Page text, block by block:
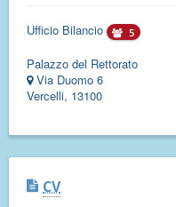
Ufficio Bilancio 5
Palazzo del Rettorato
Via Duomo 6
Vercelli, 13100
CV